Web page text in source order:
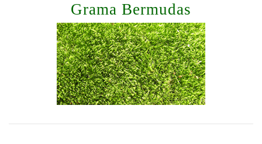
Grama Bermudas